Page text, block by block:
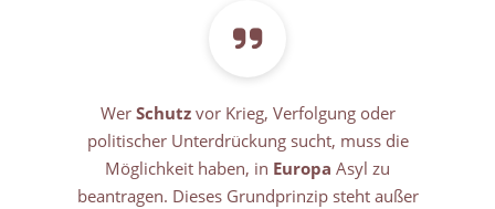
Wer Schutzvor Krieg, Verfolgung oder
politischer Unterdrückung sucht, muss die
Möglichkeit haben, in Europa Asyl zu
beantragen. Dieses Grundprinzip steht außer